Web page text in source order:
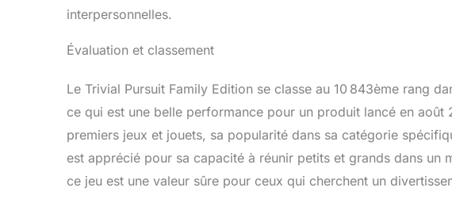
interpersonnelles.
Évaluation et classement
Le Trivial Pursuit Family Edition se classe au 10 843ème rang
ce qui est une belle performance pour un produit lancé en août
premiers jeux et jouets, sa popularité dans sa catégorie
est apprécié pour sa capacité à réunir petits et grands dans un
ce jeu est une valeur sûre pour ceux qui cherchent un